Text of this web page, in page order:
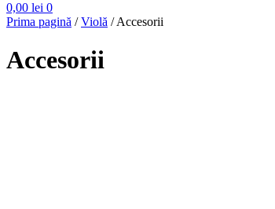
0,00 lei 0
Prima pagină /Violă /Accesorii
Accesorii